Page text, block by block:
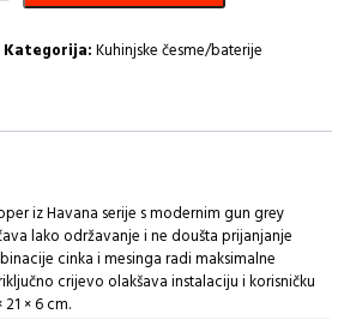
Kategorija:Kuhinjske česme/baterije
iz Havana serije s modernim gun grey
lako održavanje i ne doušta prijanjanje
cinka i mesinga radi maksimalne
crijevo olakšava instalaciju i korisničku
× 6 cm.